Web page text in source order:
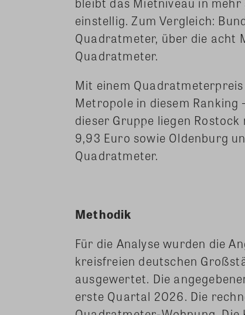
einstellig. Zum Vergleich:
Quadratmeter, über die acht
Quadratmeter.
Mit einem
Metropole in diesem Ranking
dieser Gruppe liegen
9,93 Euro sowie Oldenburg
Quadratmeter.
Methodik
Für die Analyse wurden die
kreisfreien deutschen
ausgewertet. Die
erste Quartal 2026. Die